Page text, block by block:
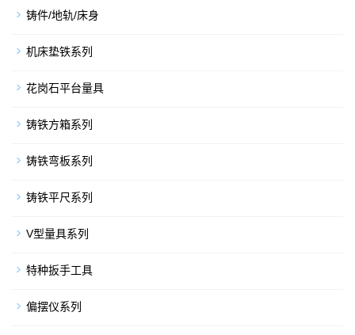
铸件/地轨/床身
机床垫铁系列
花岗石平台量具
铸铁方箱系列
铸铁弯板系列
铸铁平尺系列
V型量具系列
特种扳手工具
偏摆仪系列